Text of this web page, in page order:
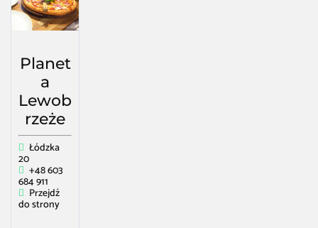
Planet
a
Lewob
rzeże
Łódzka
20
+48 603
684 911
Przejdź
do strony